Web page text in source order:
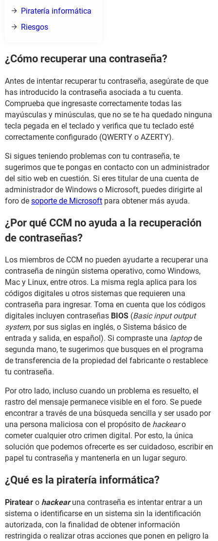
Piratería informática
Riesgos
¿Cómo recuperar una contraseña?
Antes de intentar recuperar tu contraseña, asegúrate de que
has introducido la contraseña asociada a tu cuenta.
Comprueba que ingresaste correctamente todas las
mayúsculas y minúsculas, que no se te ha quedado ninguna
tecla pegada en el teclado y verifica que tu teclado esté
correctamente configurado (QWERTY o AZERTY).
Si sigues teniendo problemas con tu contraseña, te
sugerimos que te pongas en contacto con un administrador
del sitio web en cuestión. Si eres titular de una cuenta de
administrador de Windows o Microsoft, puedes dirigirte al
foro de soporte de Microsoft para obtener más ayuda.
¿Por qué CCM no ayuda a la recuperación
de contraseñas?
Los miembros de CCM no pueden ayudarte a recuperar una
contraseña de ningún sistema operativo, como Windows,
Mac y Linux, entre otros. La misma regla aplica para los
códigos digitales u otros sistemas que requieren una
contraseña para ingresar. Toma en cuenta que los códigos
digitales incluyen contraseñas BIOS (Basic input output
system, por sus siglas en inglés, o Sistema básico de
entrada y salida, en español). Si compraste una laptopde
segunda mano, te sugerimos que busques en el programa
de transferencia de la propiedad del fabricante o restablece
tu contraseña.
Por otro lado, incluso cuando un problema es resuelto, el
rastro del mensaje permanece visible en el foro. Se puede
encontrar a través de una búsqueda sencilla y ser usado por
una persona maliciosa con el propósito de hackearo
cometer cualquier otro crimen digital. Por esto, la única
solución que podemos ofrecerte es ser cuidadoso, escribir en
papel tu contraseña y mantenerla en un lugar seguro.
¿Qué es la piratería informática?
Piratear o hackearuna contraseña es intentar entrar a un
sistema o identificarse en un sistema sin la identificación
autorizada, con la finalidad de obtener información
restringida o realizar otras acciones que ponen en peligro la